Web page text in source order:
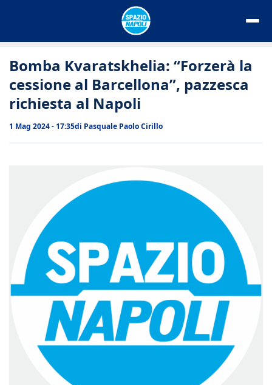
Bomba Kvaratskhelia: “Forzerà la
cessione al Barcellona”, pazzesca
richiesta al Napoli
1 Mag 2024 - 17:35di Pasquale Paolo Cirillo